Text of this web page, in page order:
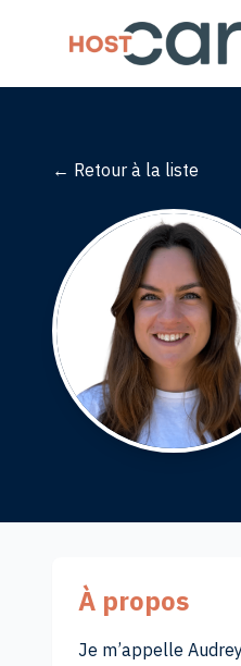
← Retour à la liste
À propos
Je m’appelle